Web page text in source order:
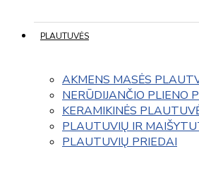
PLAUTUVĖS
AKMENS MASĖS
NERŪDIJANČIO PLIENO
KERAMIKINĖS
PLAUTUVIŲ IR
PLAUTUVIŲ PRIEDAI